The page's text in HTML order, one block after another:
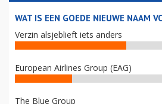
WAT IS EEN GOEDE NIEUWE NAAM
Verzin alsjeblieft iets anders
European Airlines Group (EAG)
The Blue Group